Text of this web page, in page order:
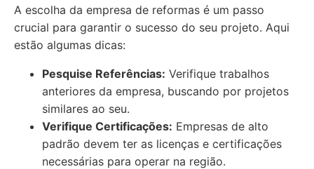
A escolha da empresa de reformas é um passo
crucial para garantir o sucesso do seu projeto. Aqui
estão algumas dicas:
Pesquise Referências: Verifique trabalhos
anteriores da empresa, buscando por projetos
similares ao seu.
Verifique Certificações: Empresas de alto
padrão devem ter as licenças e certificações
necessárias para operar na região.